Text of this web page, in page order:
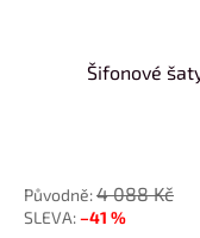
Šifonové
4 088 Kč
–41 %